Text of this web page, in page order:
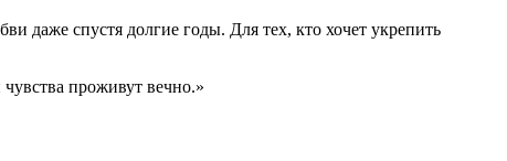
даже спустя долгие годы. Для тех, кто хочет укрепить
проживут вечно.»